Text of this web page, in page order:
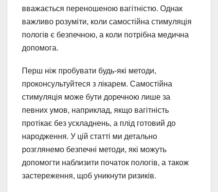
вважається переношеною вагітністю. Однак
важливо розуміти, коли самостійна стимуляція
пологів є безпечною, а коли потрібна медична
допомога.
Перш ніж пробувати будь-які методи,
проконсультуйтеся з лікарем. Самостійна
стимуляція може бути доречною лише за
певних умов, наприклад, якщо вагітність
протікає без ускладнень, а плід готовий до
народження. У цій статті ми детально
розглянемо безпечні методи, які можуть
допомогти наблизити початок пологів, а також
застереження, щоб уникнути ризиків.